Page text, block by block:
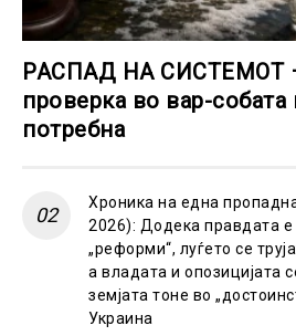
РАСПАД НА СИСТЕМОТ
проверка во вар-собата
потребна
Хроника на една
2026): Додека правдата е
„реформи“, луѓето се
а владата и опозицијата
земјата тоне во
Украина